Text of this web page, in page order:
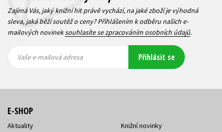
Zajímá Vás, jaký knižní hit právě vychází, na jaké zboží je výhodná
sleva, jaká běží soutěž o ceny? Přihlášením k odběru našich e-
mailových novineksouhlasíte se zpracováním osobních údajů.
mailová
mailová
Vaše e-mailová adresa Přihlásit se
E-SHOP
Aktuality
Knižní novinky